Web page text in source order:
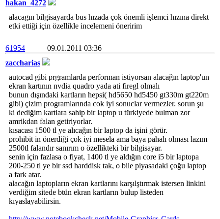
hakan_4272
alacagın bilgisayarda bus hızada çok önemli işlemci hızına direkt
etki ettiği için özellikle incelemeni öneririm
61954
09.01.2011 03:36
zaccharias
autocad gibi prgramlarda performan istiyorsan alacağın laptop'un
ekran kartının nvdia quadro yada ati firegl olmalı
bunun dışındaki kartların hepsi( hd5650 hd5450 gt330m gt220m
gibi) çizim programlarında cok iyi sonuclar vermezler. sorun şu
ki dediğim kartlara sahip bir laptop u türkiyede bulman zor
amrikdan falan getiriyorlar.
kısacası 1500 tl ye alıcağın bir laptop da işini görür.
prohibit in önerdiği çok iyi mesela ama baya pahalı olması lazım
2500tl falandır sanırım o özellikteki bir bilgisayar.
senin için fazlasa o fiyat, 1400 tl ye aldığın core i5 bir laptopa
200-250 tl ye bir ssd harddisk tak, o bile piyasadaki çoğu laptop
a fark atar.
alacağın laptopların ekran kartlarını karşılştırmak istersen linkini
verdiğim sitede btün ekran kartların bulup listeden
kıyaslayabilirsin.